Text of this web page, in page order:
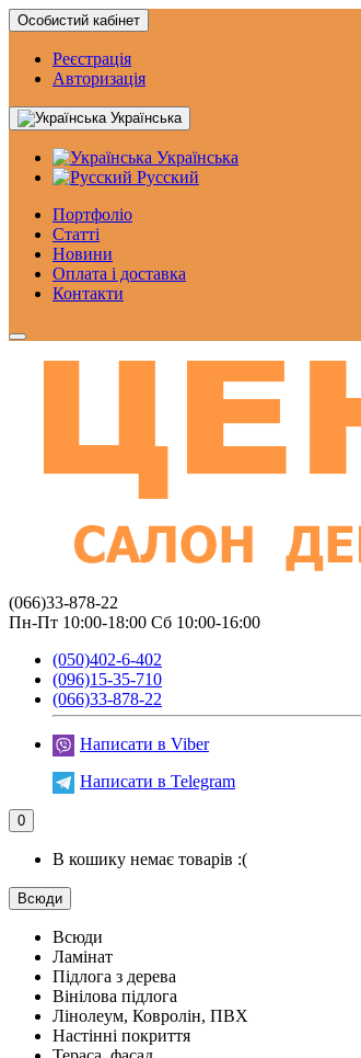
Особистий кабінет
Реєстрація
Авторизація
Українська
Українська
Русский
Портфоліо
Статтi
Новини
Оплата і доставка
Контакти
(066)33-878-22
Пн-Пт 10:00-18:00 Сб 10:00-16:00
(050)402-6-402
(096)15-35-710
(066)33-878-22
Написати в Viber
Написати в Telegram
0
В кошику немає товарів :(
Всюди
Всюди
Ламінат
Підлога з дерева
Вінілова підлога
Лінолеум, Ковролін, ПВХ
Настінні покриття